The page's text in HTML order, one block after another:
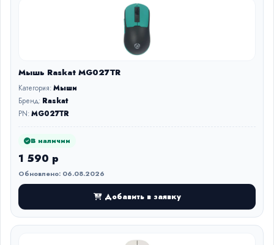
Мышь Raskat MG027TR
Категория:Мыши
Бренд: Raskat
PN:MG027TR
В наличии
1 590 р
Обновлено: 06.08.2026
Добавить в заявку